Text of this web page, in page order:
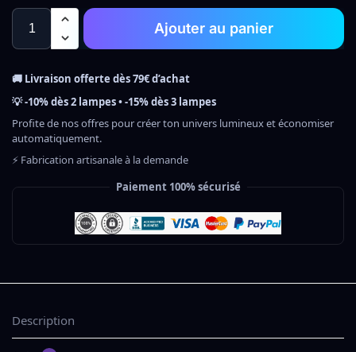
Ajouter au panier
🚚 Livraison offerte dès 79€ d’achat
💡 -10% dès 2 lampes • -15% dès 3 lampes
Profite de nos offres pour créer ton univers lumineux et économiser
automatiquement.
⚡ Fabrication artisanale à la demande
Paiement 100% sécurisé
Description